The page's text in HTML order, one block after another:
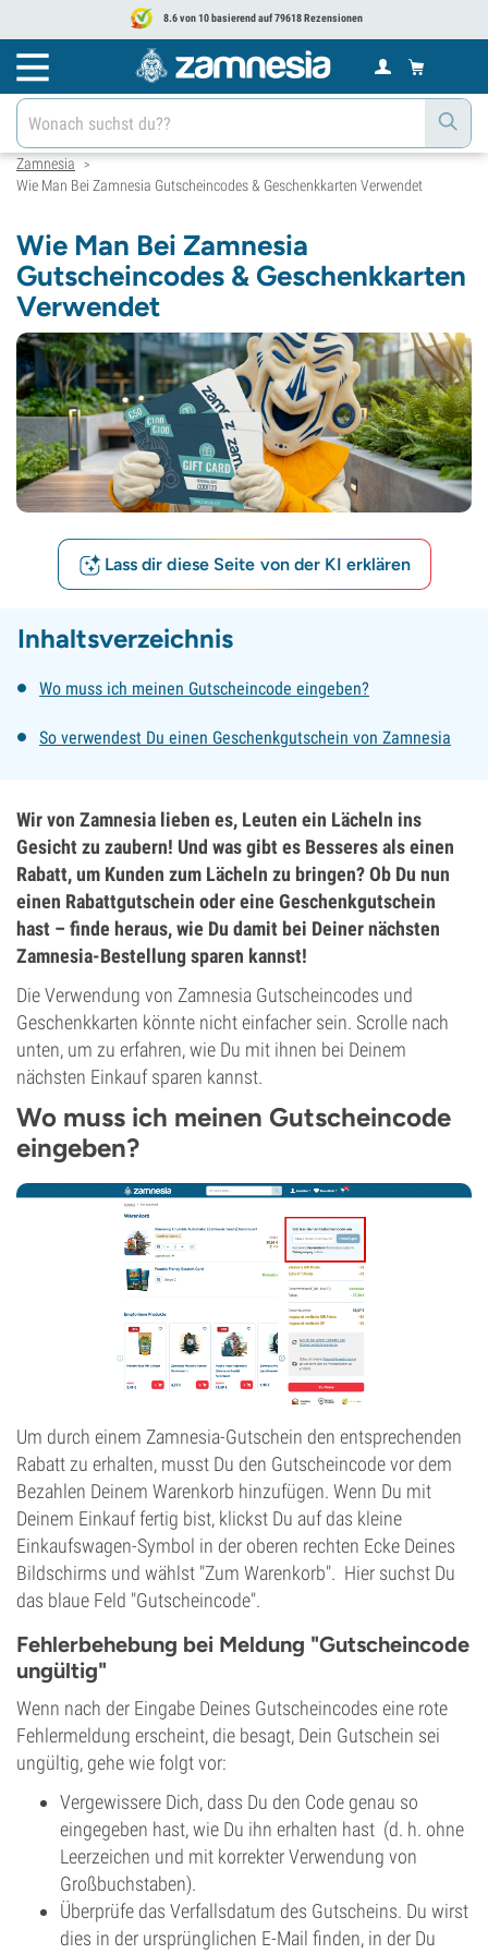
8.6 von 10 basierend auf 79618 Rezensionen
Zamnesia >
Wie Man Bei Zamnesia Gutscheincodes & Geschenkkarten Verwendet
Wie Man Bei Zamnesia
Gutscheincodes & Geschenkkarten
Verwendet
Lass dir diese Seite von der KI erklären
Inhaltsverzeichnis
Wo muss ich meinen Gutscheincode eingeben?
So verwendest Du einen Geschenkgutschein von Zamnesia
Wir von Zamnesia lieben es, Leuten ein Lächeln ins
Gesicht zu zaubern! Und was gibt es Besseres als einen
Rabatt, um Kunden zum Lächeln zu bringen? Ob Du nun
einen Rabattgutschein oder eine Geschenkgutschein
hast – finde heraus, wie Du damit bei Deiner nächsten
Zamnesia-Bestellung sparen kannst!
Die Verwendung von Zamnesia Gutscheincodes und
Geschenkkarten könnte nicht einfacher sein. Scrolle nach
unten, um zu erfahren, wie Du mit ihnen bei Deinem
nächsten Einkauf sparen kannst.
Wo muss ich meinen Gutscheincode
eingeben?
Um durch einem Zamnesia-Gutschein den entsprechenden
Rabatt zu erhalten, musst Du den Gutscheincode vor dem
Bezahlen Deinem Warenkorb hinzufügen. Wenn Du mit
Deinem Einkauf fertig bist, klickst Du auf das kleine
Einkaufswagen-Symbol in der oberen rechten Ecke Deines
Bildschirms und wählst "Zum Warenkorb". Hier suchst Du
das blaue Feld "Gutscheincode".
Fehlerbehebung bei Meldung "Gutscheincode
ungültig"
Wenn nach der Eingabe Deines Gutscheincodes eine rote
Fehlermeldung erscheint, die besagt, Dein Gutschein sei
ungültig, gehe wie folgt vor:
Vergewissere Dich, dass Du den Code genau so
eingegeben hast, wie Du ihn erhalten hast (d. h. ohne
Leerzeichen und mit korrekter Verwendung von
Großbuchstaben).
Überprüfe das Verfallsdatum des Gutscheins. Du wirst
dies in der ursprünglichen E-Mail finden, in der Du